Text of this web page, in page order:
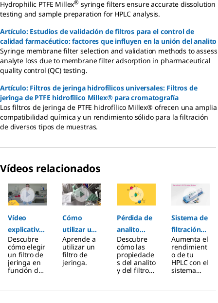
Hydrophilic PTFE Millex® syringe filters ensure accurate dissolution
testing and sample preparation for HPLC analysis.
Artículo: Estudios de validación de filtros para el control de
calidad farmacéutico: factores que influyen en la unión del analito
Syringe membrane filter selection and validation methods to assess
analyte loss due to membrane filter adsorption in pharmaceutical
quality control (QC) testing.
Artículo: Filtros de jeringa hidrofílicos universales: Filtros de
jeringa de PTFE hidrofílico Millex® para cromatografía
Los filtros de jeringa de PTFE hidrofílico Millex® ofrecen una amplia
compatibilidad química y un rendimiento sólido para la filtración
de diversos tipos de muestras.
Vídeos relacionados
Vídeo
explicativo
de Millex®
Descubre
cómo elegir
un filtro de
jeringa en
función del
Cómo
utilizar un
filtro de
jeringa
Aprende a
utilizar un
filtro de
jeringa.
Pérdida de
analito
debida a la
adsorción
en el filtro
de
membrana
Descubre
cómo las
propiedade
s del analito
y del filtro
Sistema de
filtración
Samplicity
® G2
Aumenta el
rendimient
o de tu
HPLC con el
sistema